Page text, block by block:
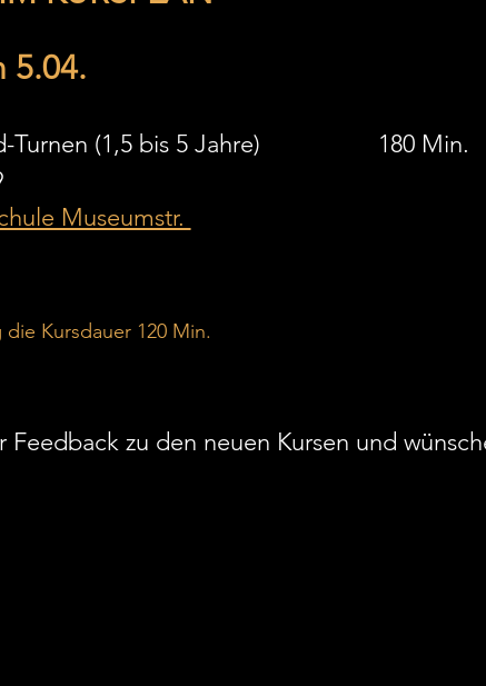
5.04.
Turnen (1,5 bis 5 Jahre)
180 Min.
- Studio 19
Museumstr.
die Kursdauer 120 Min.
zu den neuen Kursen und